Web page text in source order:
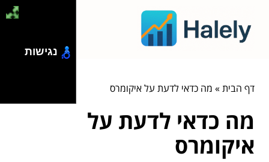
דף הבית» מה כדאי לדעת על איקומרס
מה כדאי לדעת על
איקומרס
נגישות